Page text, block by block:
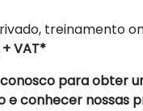
treinamento
VAT*
para obter
e conhecer nossas